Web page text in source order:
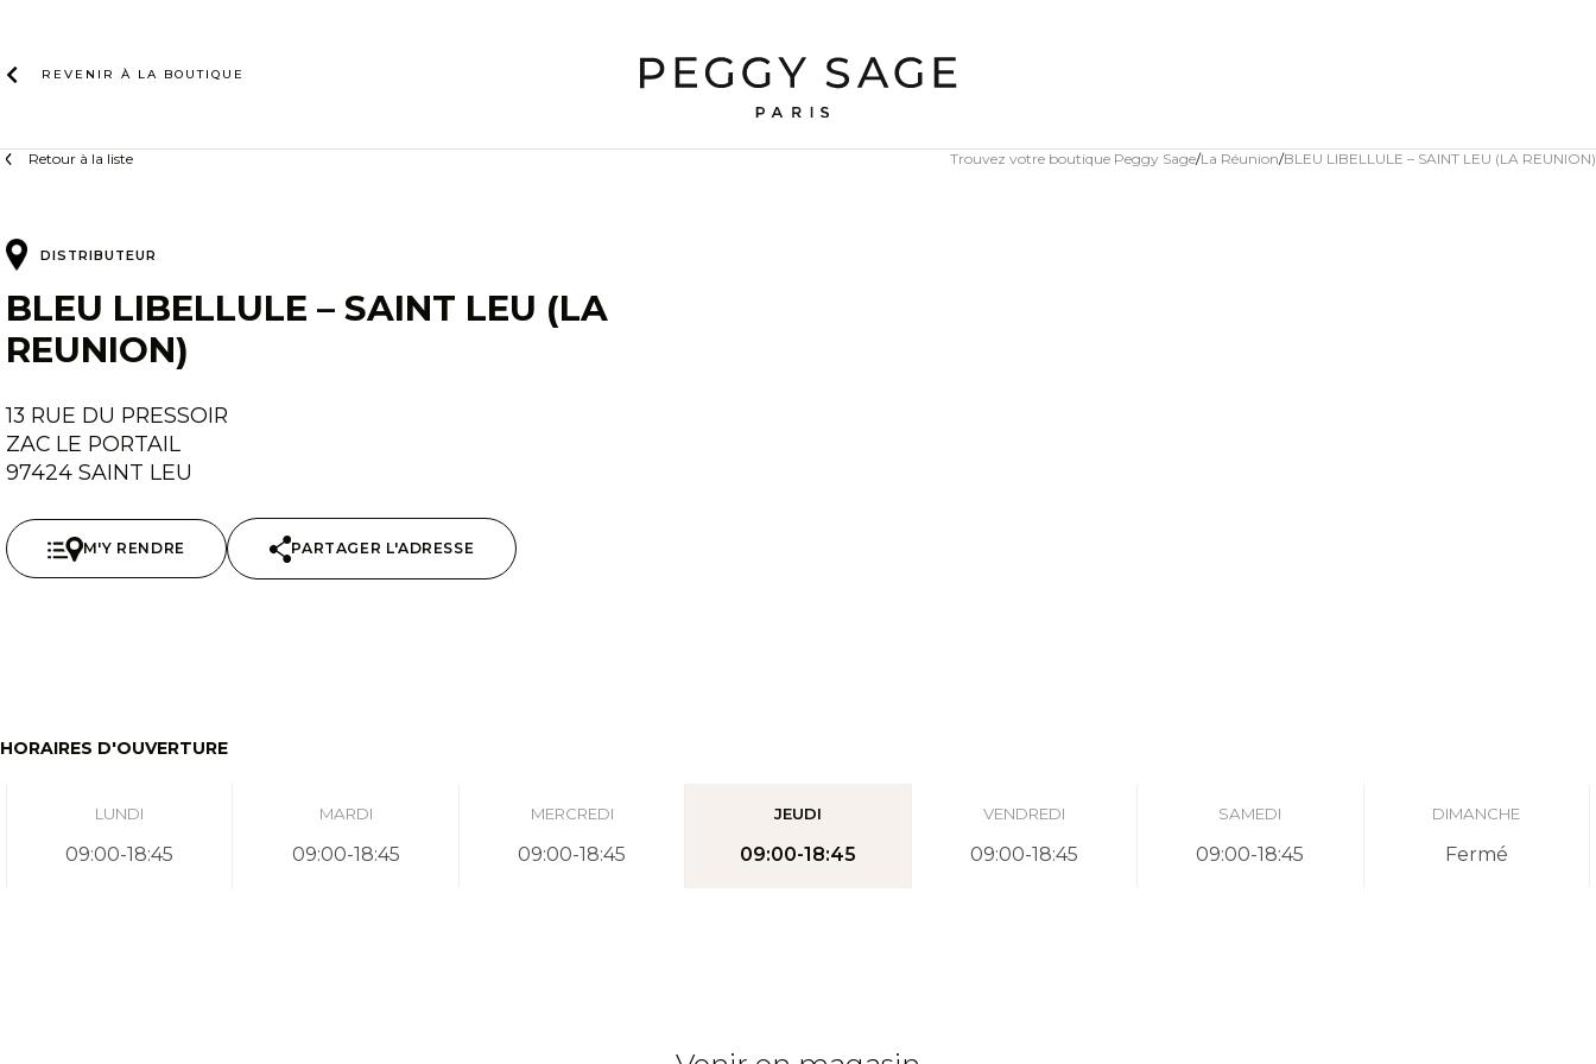
contentREVENIR À LA BOUTIQUE
Retour à la liste Trouvez votre boutique Peggy Sage La Réunion BLEU LIBELLULE – SAINT LEU (LA REUNION)
DISTRIBUTEUR
BLEU LIBELLULE – SAINT LEU (LA
REUNION)
13 RUE DU PRESSOIR
ZAC LE PORTAIL
97424 SAINT LEU
M'Y RENDRE PARTAGER L'ADRESSE
HORAIRES D'OUVERTURE
LUNDI
09:00-18:45
MARDI
09:00-18:45
MERCREDI
09:00-18:45
JEUDI
09:00-18:45
VENDREDI
09:00-18:45
SAMEDI
09:00-18:45
DIMANCHE
Fermé